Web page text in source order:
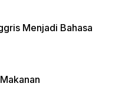
Menjadi Bahasa